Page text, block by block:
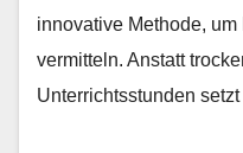
innovative Methode,
vermitteln. Anstatt
Unterrichtsstunden